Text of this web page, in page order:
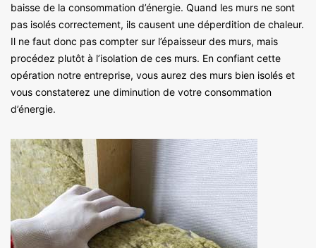
baisse de la consommation d’énergie. Quand les murs ne sont
pas isolés correctement, ils causent une déperdition de chaleur.
Il ne faut donc pas compter sur l’épaisseur des murs, mais
procédez plutôt à l’isolation de ces murs. En confiant cette
opération notre entreprise, vous aurez des murs bien isolés et
vous constaterez une diminution de votre consommation
d’énergie.